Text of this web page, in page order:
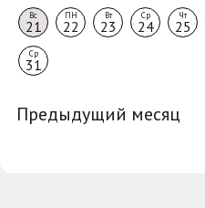
Вс
21
ПН
22
Вт
23
Ср
24
Чт
25
Ср
31
Предыдущий месяц